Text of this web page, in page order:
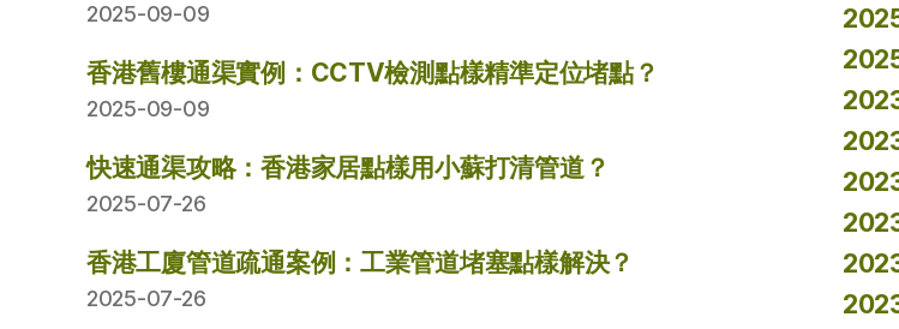
2025-09-09
香港舊樓通渠實例：CCTV檢測點樣精準定位堵點？
2025-09-09
快速通渠攻略：香港家居點樣用小蘇打清管道？
2025-07-26
香港工廈管道疏通案例：工業管道堵塞點樣解決？
2025-07-26